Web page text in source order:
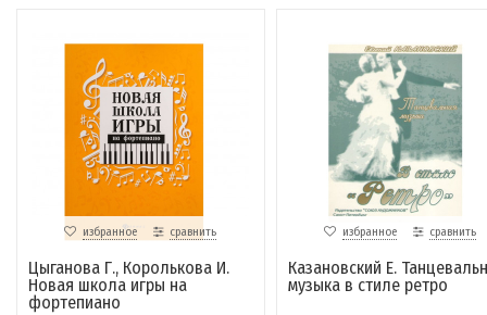
избранное сравнить
Цыганова Г., Королькова И.
Новая школа игры на
фортепиано
избранное сравнить
Казановский Е.
музыка в стиле ретро